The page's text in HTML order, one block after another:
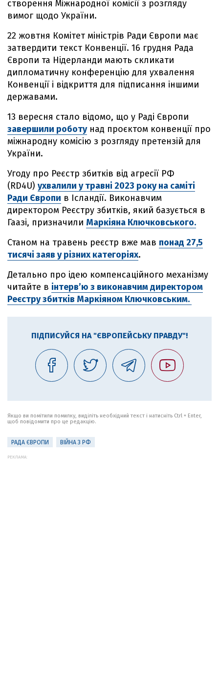
створення Міжнародної комісії з розгляду
вимог щодо України.
22 жовтня Комітет міністрів Ради Європи має
затвердити текст Конвенції. 16 грудня Рада
Європи та Нідерланди мають скликати
дипломатичну конференцію для ухвалення
Конвенції і відкриття для підписання іншими
державами.
13 вересня стало відомо, що у Раді Європи
завершили роботунад проєктом конвенції про
міжнародну комісію з розгляду претензій для
України.
Угоду про Реєстр збитків від агресії РФ
(RD4U) ухвалили у травні 2023 року на саміті
Ради Європи в Ісландії. Виконавчим
директором Реєстру збитків, який базується в
Гаазі, призначили Маркіяна Ключковського.
Станом на травень реєстр вже мав понад 27,5
тисячі заяв у різних категоріях.
Детально про ідею компенсаційного механізму
читайте в інтерв’ю з виконавчим директором
Реєстру збитків Маркіяном Ключковським.
ПІДПИСУЙСЯ НА "ЄВРОПЕЙСЬКУ ПРАВДУ"!
Якщо ви помітили помилку, виділіть необхідний текст і натисніть Ctrl + Enter,
щоб повідомити про це редакцію.
РАДА ЄВРОПИ ВІЙНА З РФ
РЕКЛАМА: